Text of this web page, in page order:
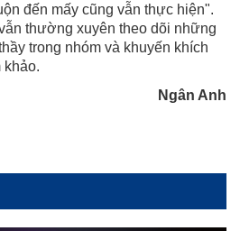
đến mấy cũng vẫn thực hiện".
thường xuyên theo dõi những
trong nhóm và khuyến khích
khảo.
Ngân Anh